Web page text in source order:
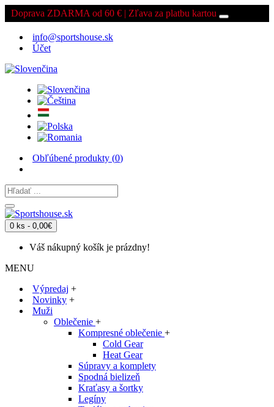
Doprava ZDARMA od 60 € | Zľava za platbu kartou
info@sportshouse.sk
Účet
Obľúbené produkty (0)
0 ks - 0,00€
Váš nákupný košík je prázdny!
MENU
Výpredaj +
Novinky +
Muži
Oblečenie +
Kompresné oblečenie +
Cold Gear
Heat Gear
Súpravy a komplety
Spodná bielizeň
Kraťasy a šortky
Legíny